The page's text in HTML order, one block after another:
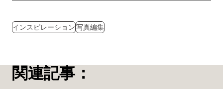
インスピレーション写真編集
関連記事：